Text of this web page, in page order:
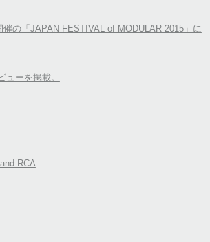
催の「JAPAN FESTIVAL of MODULAR 2015」に
ューを掲載。
RCA